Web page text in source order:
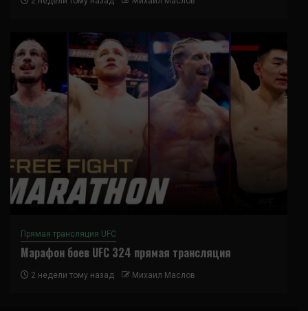
Прямая трансляция UFC
Марафон боев UFC 324 прямая трансляция
2 недели тому назад Михаил Маслов